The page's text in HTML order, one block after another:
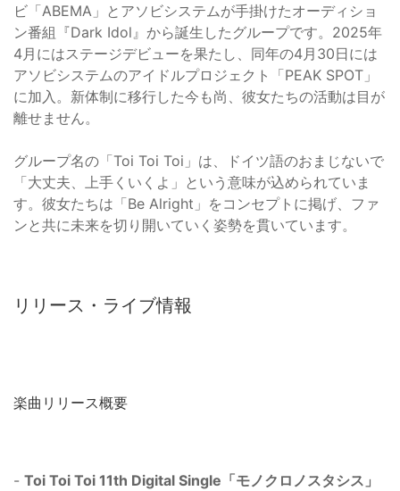
ビ「ABEMA」とアソビシステムが手掛けたオーディショ
ン番組『Dark Idol』から誕生したグループです。2025年
4月にはステージデビューを果たし、同年の4月30日には
アソビシステムのアイドルプロジェクト「PEAK SPOT」
に加入。新体制に移行した今も尚、彼女たちの活動は目が
離せません。
グループ名の「Toi Toi Toi」は、ドイツ語のおまじないで
「大丈夫、上手くいくよ」という意味が込められていま
す。彼女たちは「Be Alright」をコンセプトに掲げ、ファ
ンと共に未来を切り開いていく姿勢を貫いています。
リリース・ライブ情報
楽曲リリース概要
- Toi Toi Toi 11th Digital Single「モノクロノスタシス」